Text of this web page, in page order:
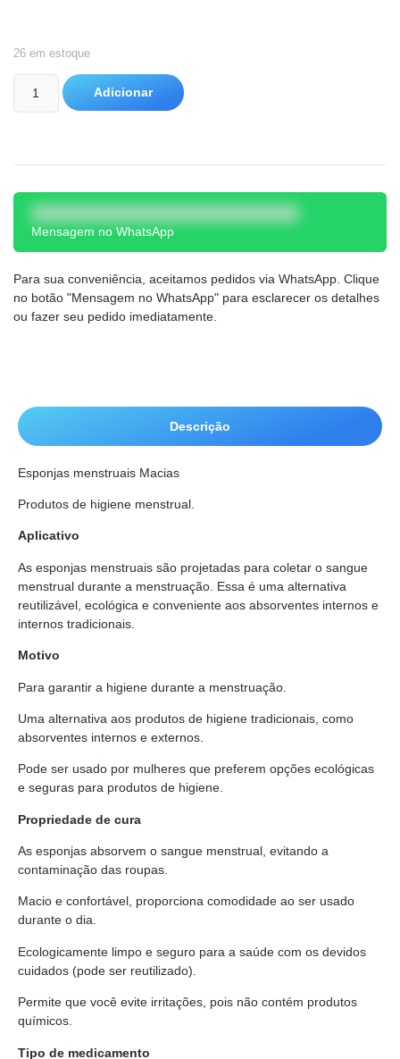
26 em estoque
Adicionar
Mensagem no WhatsApp
Para sua conveniência, aceitamos pedidos via WhatsApp. Clique
no botão "Mensagem no WhatsApp" para esclarecer os detalhes
ou fazer seu pedido imediatamente.
Descrição
Esponjas menstruais Macias
Produtos de higiene menstrual.
Aplicativo
As esponjas menstruais são projetadas para coletar o sangue
menstrual durante a menstruação. Essa é uma alternativa
reutilizável, ecológica e conveniente aos absorventes internos e
internos tradicionais.
Motivo
Para garantir a higiene durante a menstruação.
Uma alternativa aos produtos de higiene tradicionais, como
absorventes internos e externos.
Pode ser usado por mulheres que preferem opções ecológicas
e seguras para produtos de higiene.
Propriedade de cura
As esponjas absorvem o sangue menstrual, evitando a
contaminação das roupas.
Macio e confortável, proporciona comodidade ao ser usado
durante o dia.
Ecologicamente limpo e seguro para a saúde com os devidos
cuidados (pode ser reutilizado).
Permite que você evite irritações, pois não contém produtos
químicos.
Tipo de medicamento